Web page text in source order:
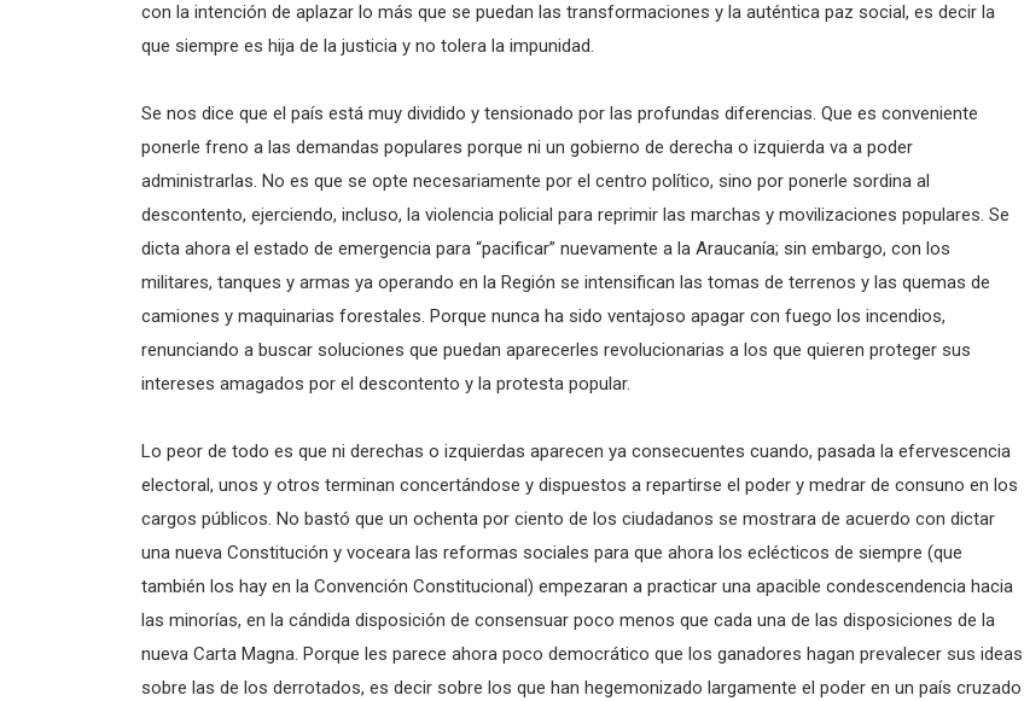
con la intención de aplazar lo más que se puedan las transformaciones y la auténtica paz social, es decir la
que siempre es hija de la justicia y no tolera la impunidad.
Se nos dice que el país está muy dividido y tensionado por las profundas diferencias. Que es conveniente
ponerle freno a las demandas populares porque ni un gobierno de derecha o izquierda va a poder
administrarlas. No es que se opte necesariamente por el centro político, sino por ponerle sordina al
descontento, ejerciendo, incluso, la violencia policial para reprimir las marchas y movilizaciones populares. Se
dicta ahora el estado de emergencia para “pacificar” nuevamente a la Araucanía; sin embargo, con los
militares, tanques y armas ya operando en la Región se intensifican las tomas de terrenos y las quemas de
camiones y maquinarias forestales. Porque nunca ha sido ventajoso apagar con fuego los incendios,
renunciando a buscar soluciones que puedan aparecerles revolucionarias a los que quieren proteger sus
intereses amagados por el descontento y la protesta popular.
Lo peor de todo es que ni derechas o izquierdas aparecen ya consecuentes cuando, pasada la efervescencia
electoral, unos y otros terminan concertándose y dispuestos a repartirse el poder y medrar de consuno en los
cargos públicos. No bastó que un ochenta por ciento de los ciudadanos se mostrara de acuerdo con dictar
una nueva Constitución y voceara las reformas sociales para que ahora los eclécticos de siempre (que
también los hay en la Convención Constitucional) empezaran a practicar una apacible condescendencia hacia
las minorías, en la cándida disposición de consensuar poco menos que cada una de las disposiciones de la
nueva Carta Magna. Porque les parece ahora poco democrático que los ganadores hagan prevalecer sus ideas
sobre las de los derrotados, es decir sobre los que han hegemonizado largamente el poder en un país cruzado